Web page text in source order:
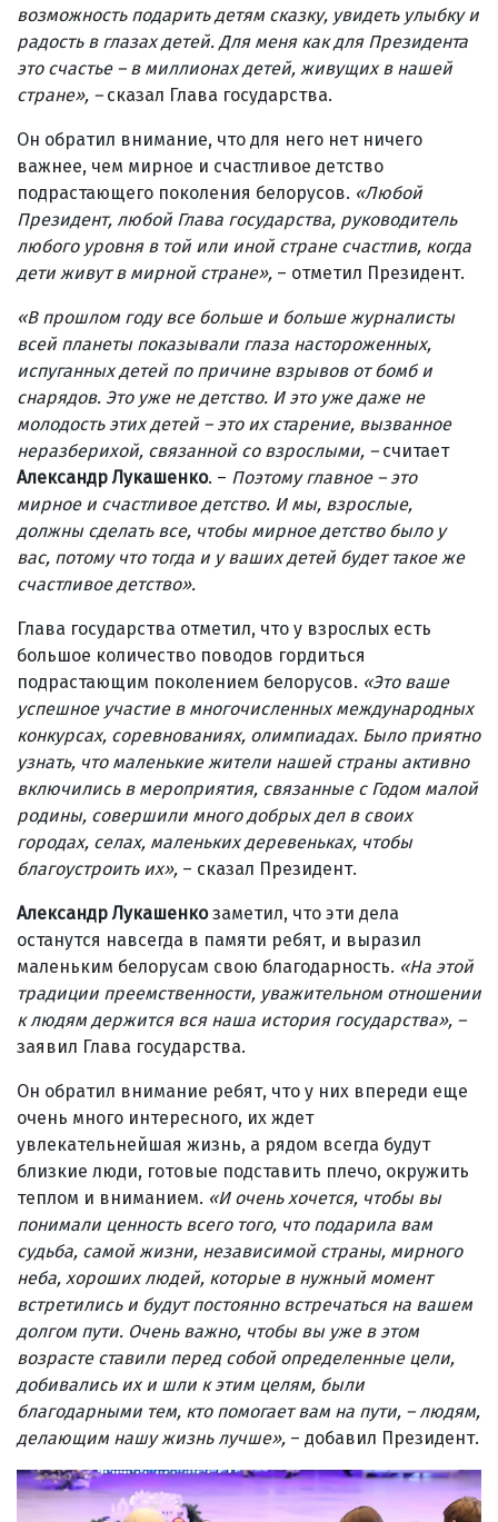
возможность подарить детям сказку, увидеть улыбку и
радость в глазах детей. Для меня как для Президента
это счастье – в миллионах детей, живущих в нашей
стране», –сказал Глава государства.
Он обратил внимание, что для него нет ничего
важнее, чем мирное и счастливое детство
подрастающего поколения белорусов. «Любой
Президент, любой Глава государства, руководитель
любого уровня в той или иной стране счастлив, когда
дети живут в мирной стране», – отметил Президент.
«В прошлом году все больше и больше журналисты
всей планеты показывали глаза настороженных,
испуганных детей по причине взрывов от бомб и
снарядов. Это уже не детство. И это уже даже не
молодость этих детей – это их старение, вызванное
неразберихой, связанной со взрослыми, – считает
Александр Лукашенко. – Поэтому главное – это
мирное и счастливое детство. И мы, взрослые,
должны сделать все, чтобы мирное детство было у
вас, потому что тогда и у ваших детей будет такое же
счастливое детство».
Глава государства отметил, что у взрослых есть
большое количество поводов гордиться
подрастающим поколением белорусов. «Это ваше
успешное участие в многочисленных международных
конкурсах, соревнованиях, олимпиадах. Было приятно
узнать, что маленькие жители нашей страны активно
включились в мероприятия, связанные с Годом малой
родины, совершили много добрых дел в своих
городах, селах, маленьких деревеньках, чтобы
благоустроить их», – сказал Президент.
Александр Лукашенкозаметил, что эти дела
останутся навсегда в памяти ребят, и выразил
маленьким белорусам свою благодарность. «На этой
традиции преемственности, уважительном отношении
к людям держится вся наша история государства», –
заявил Глава государства.
Он обратил внимание ребят, что у них впереди еще
очень много интересного, их ждет
увлекательнейшая жизнь, а рядом всегда будут
близкие люди, готовые подставить плечо, окружить
теплом и вниманием. «И очень хочется, чтобы вы
понимали ценность всего того, что подарила вам
судьба, самой жизни, независимой страны, мирного
неба, хороших людей, которые в нужный момент
встретились и будут постоянно встречаться на вашем
долгом пути. Очень важно, чтобы вы уже в этом
возрасте ставили перед собой определенные цели,
добивались их и шли к этим целям, были
благодарными тем, кто помогает вам на пути, – людям,
делающим нашу жизнь лучше», – добавил Президент.